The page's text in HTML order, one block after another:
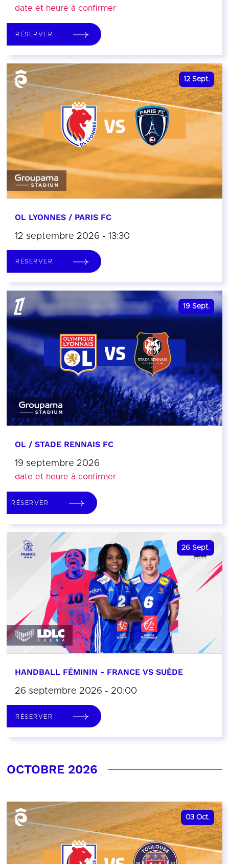
date et heure à confirmer
RÉSERVER
12 Sept.
OL LYONNES / PARIS FC
12 septembre 2026 - 13:30
RÉSERVER
19 Sept.
OL / STADE RENNAIS FC
19 septembre 2026
date et heure à confirmer
RÉSERVER
26 Sept.
HANDBALL FÉMININ - FRANCE VS SUÈDE
26 septembre 2026 - 20:00
RÉSERVER
OCTOBRE 2026
03 Oct.